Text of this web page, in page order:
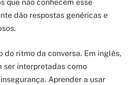
que não conhecem esse
dão respostas genéricas e
do ritmo da conversa. Em inglês,
ser interpretadas como
Aprender a usar